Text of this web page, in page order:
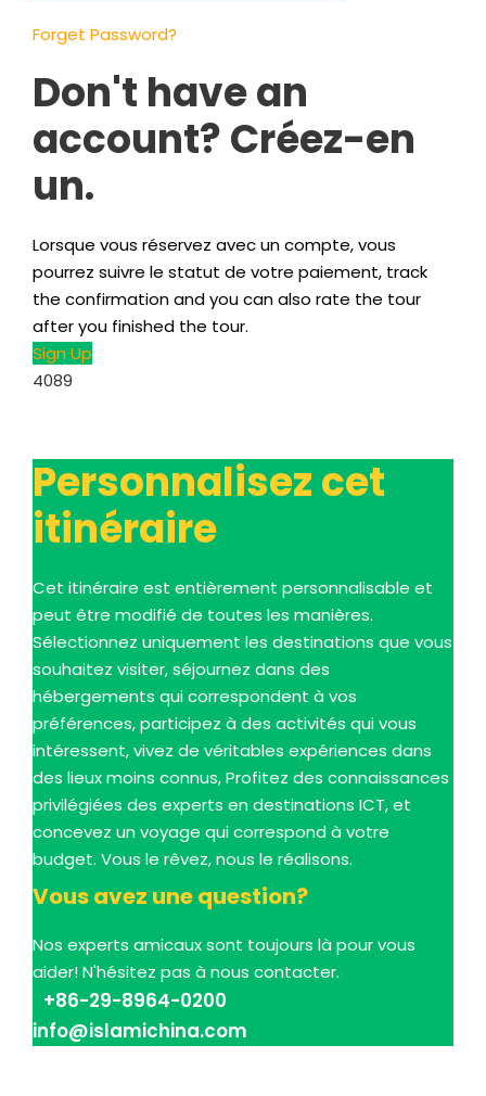
Forget Password?
Don't have an
account? Créez-en
un.
Lorsque vous réservez avec un compte, vous
pourrez suivre le statut de votre paiement, track
the confirmation and you can also rate the tour
after you finished the tour.
Sign Up
4089
Personnalisez cet
itinéraire
Cet itinéraire est entièrement personnalisable et
peut être modifié de toutes les manières.
Sélectionnez uniquement les destinations que vous
souhaitez visiter, séjournez dans des
hébergements qui correspondent à vos
préférences, participez à des activités qui vous
intéressent, vivez de véritables expériences dans
des lieux moins connus, Profitez des connaissances
privilégiées des experts en destinations ICT, et
concevez un voyage qui correspond à votre
budget. Vous le rêvez, nous le réalisons.
Vous avez une question?
Nos experts amicaux sont toujours là pour vous
aider! N'hésitez pas à nous contacter.
+86-29-8964-0200
info@islamichina.com